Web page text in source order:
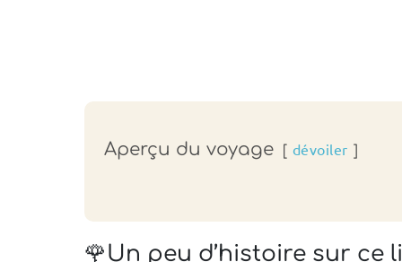
Aperçu du voyage dévoiler
🌹Un peu d’histoire sur ce